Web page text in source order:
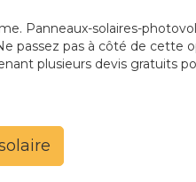
Panneaux-solaires-
passez pas à côté de cette
plusieurs devis gratuits